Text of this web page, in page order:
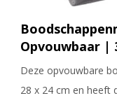
Opvouwbaar |
Deze opvouwbare
28 x 24 cm en heeft